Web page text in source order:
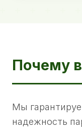
Почему
Мы
надежность